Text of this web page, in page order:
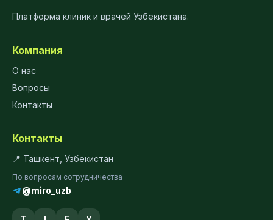
Платформа клиник и врачей Узбекистана.
Компания
О нас
Вопросы
Контакты
Контакты
📍 Ташкент, Узбекистан
По вопросам сотрудничества
@miro_uzb